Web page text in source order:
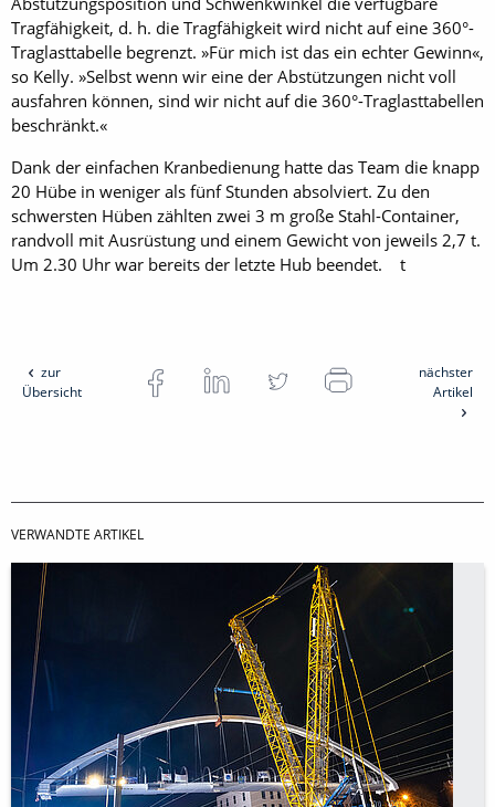
Tragfähigkeit, d. h. die Tragfähigkeit wird nicht auf eine 360°-
Traglasttabelle begrenzt. »Für mich ist das ein ­echter Gewinn«,
so Kelly. »Selbst wenn wir eine der Abstützungen nicht voll
ausfahren können, sind wir nicht auf die 360°-Traglasttabellen
beschränkt.«
Dank der einfachen Kranbedienung hatte das Team die knapp
20 Hübe in weniger als fünf Stunden absolviert. Zu den
schwersten Hüben zählten zwei 3 m große Stahl-Container,
randvoll mit Ausrüstung und einem Gewicht von jeweils 2,7 t.
Um 2.30 Uhr war bereits der letzte Hub beendet. t
zur
Übersicht
nächster
Artikel
VERWANDTE ARTIKEL